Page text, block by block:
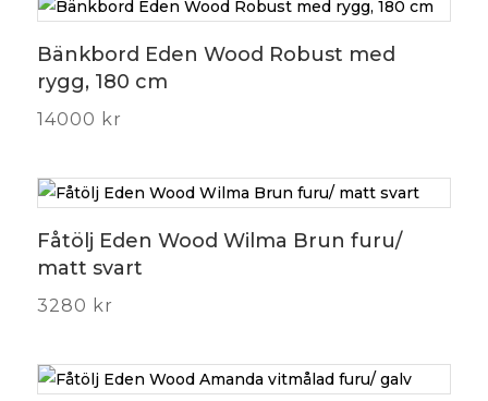
Bänkbord Eden Wood Robust med
rygg, 180 cm
14000 kr
Fåtölj Eden Wood Wilma Brun furu/
matt svart
3280 kr